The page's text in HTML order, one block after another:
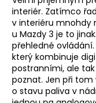
interiér. Zatímco
v interiéru mnohdy
u Mazdy 3 je to
přehledné
který kombinuje
postranními, ale
poznat. Jen při
o stavu paliva v